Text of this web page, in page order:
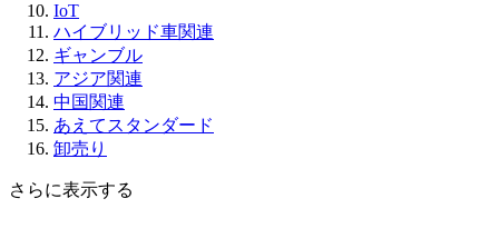
IoT
ハイブリッド車関連
ギャンブル
アジア関連
中国関連
あえてスタンダード
卸売り
さらに表示する